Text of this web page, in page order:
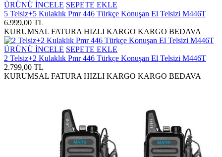
ÜRÜNÜ İNCELE SEPETE EKLE
5 Telsiz+5 Kulaklık Pmr 446 Türkçe Konuşan El Telsizi M446T
6.999,00 TL
KURUMSAL FATURA HIZLI KARGO KARGO BEDAVA
ÜRÜNÜ İNCELE SEPETE EKLE
2 Telsiz+2 Kulaklık Pmr 446 Türkçe Konuşan El Telsizi M446T
2.799,00 TL
KURUMSAL FATURA HIZLI KARGO KARGO BEDAVA